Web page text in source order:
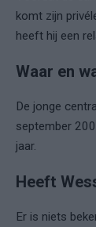
komt zijn
heeft hij een
Waar en
De jonge
september
jaar.
Heeft
Er is niets